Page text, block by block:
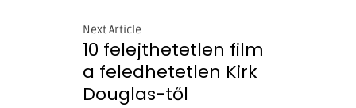
Next Article
10 felejthetetlen film
a feledhetetlen Kirk
Douglas-től